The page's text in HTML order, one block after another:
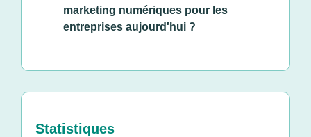
marketing numériques pour les
entreprises aujourd'hui ?
Statistiques